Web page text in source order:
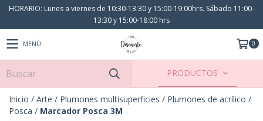
HORARIO: Lunes a viernes de 10:30-13:30 y 15:00-19:00hrs. Sábado 11:00-
13:30 y 15:00-18:00 hrs
MENÚ 0
PRODUCTOS
Inicio / Arte / Plumones multisuperficies / Plumones de acrílico /
Posca / Marcador Posca 3M